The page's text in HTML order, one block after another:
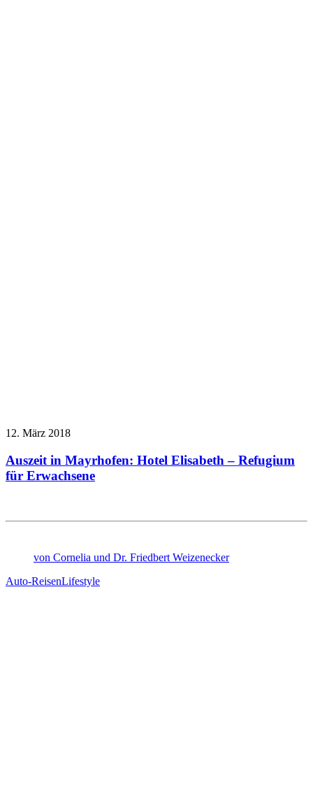
12. März 2018
Auszeit in Mayrhofen: Hotel Elisabeth – Refugium
für Erwachsene
von Cornelia und Dr. Friedbert Weizenecker
Auto-ReisenLifestyle